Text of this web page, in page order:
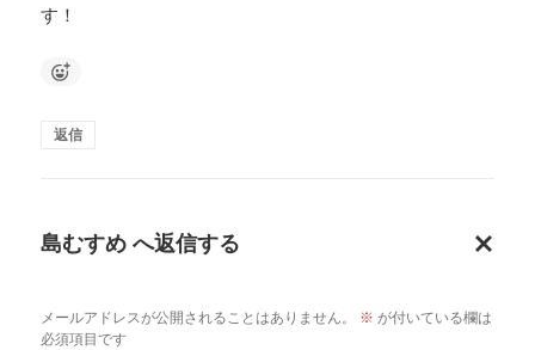
す！
返信
島むすめ へ返信する
メ
メールアドレスが公開されることはありません。 ※ が付いている欄は
必須項目です